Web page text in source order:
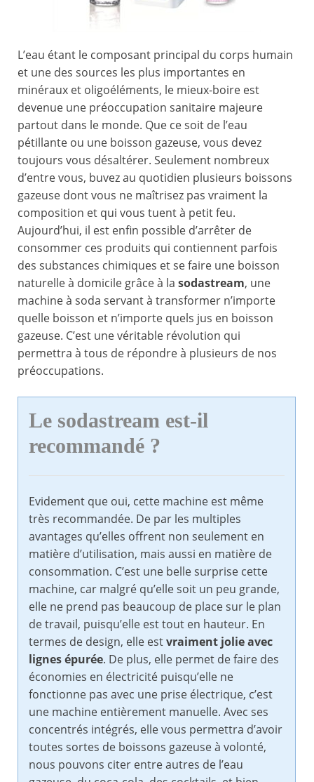
L’eau étant le composant principal du corps humain
et une des sources les plus importantes en
minéraux et oligoéléments, le mieux-boire est
devenue une préoccupation sanitaire majeure
partout dans le monde. Que ce soit de l’eau
pétillante ou une boisson gazeuse, vous devez
toujours vous désaltérer. Seulement nombreux
d’entre vous, buvez au quotidien plusieurs boissons
gazeuse dont vous ne maîtrisez pas vraiment la
composition et qui vous tuent à petit feu.
Aujourd’hui, il est enfin possible d’arrêter de
consommer ces produits qui contiennent parfois
des substances chimiques et se faire une boisson
naturelle à domicile grâce à la sodastream, une
machine à soda servant à transformer n’importe
quelle boisson et n’importe quels jus en boisson
gazeuse. C’est une véritable révolution qui
permettra à tous de répondre à plusieurs de nos
préoccupations.
Le sodastream est-il
recommandé ?
Evidement que oui, cette machine est même
très recommandée. De par les multiples
avantages qu’elles offrent non seulement en
matière d’utilisation, mais aussi en matière de
consommation. C’est une belle surprise cette
machine, car malgré qu’elle soit un peu grande,
elle ne prend pas beaucoup de place sur le plan
de travail, puisqu’elle est tout en hauteur. En
termes de design, elle estvraiment jolie avec
lignes épurée. De plus, elle permet de faire des
économies en électricité puisqu’elle ne
fonctionne pas avec une prise électrique, c’est
une machine entièrement manuelle. Avec ses
concentrés intégrés, elle vous permettra d’avoir
toutes sortes de boissons gazeuse à volonté,
nous pouvons citer entre autres de l’eau